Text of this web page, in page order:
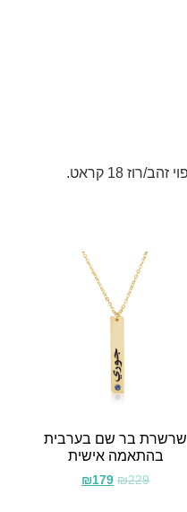
שרשרת בר שם בערבית
בהתאמה אישית
₪229
₪179